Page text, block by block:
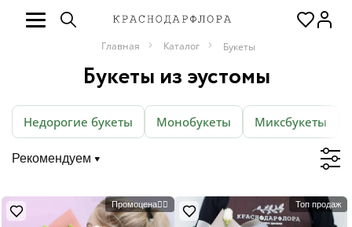
Главная Каталог Букеты
Букеты из эустомы
Недорогие букеты Монобукеты Миксбукеты
Рекомендуем
Промоцена❤️‍🔥 Топ продаж